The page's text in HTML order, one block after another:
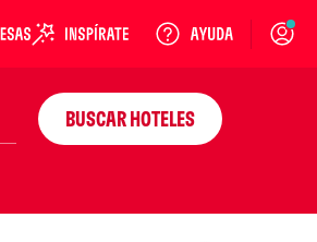
Login
BUSCAR HOTELES